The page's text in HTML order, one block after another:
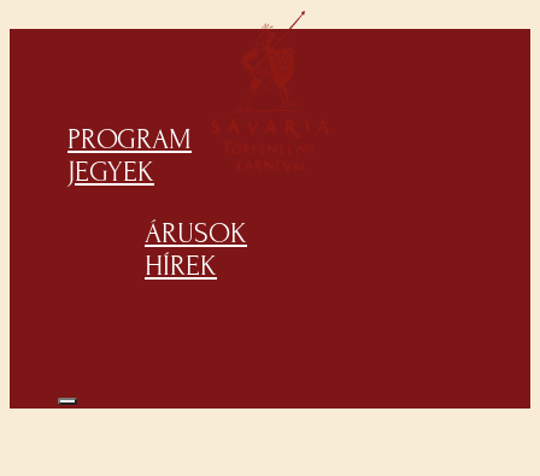
PROGRAM
JEGYEK
ÁRUSOK
HÍREK